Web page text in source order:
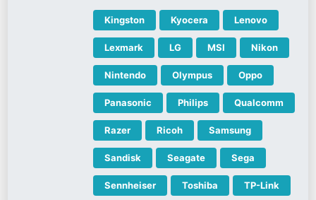
Kingston Kyocera Lenovo
Lexmark LG MSI Nikon
Nintendo Olympus Oppo
Panasonic Philips Qualcomm
Razer Ricoh Samsung
Sandisk Seagate Sega
Sennheiser Toshiba TP-Link